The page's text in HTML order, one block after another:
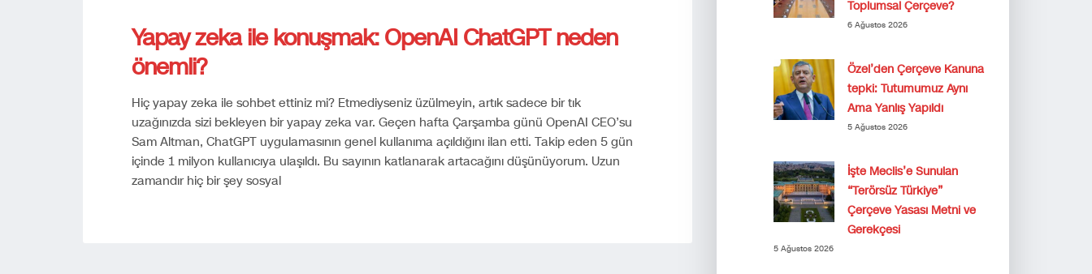
Yapay zeka ile konuşmak: OpenAI ChatGPT neden
önemli?
Hiç yapay zeka ile sohbet ettiniz mi? Etmediyseniz üzülmeyin, artık sadece bir tık
uzağınızda sizi bekleyen bir yapay zeka var. Geçen hafta Çarşamba günü OpenAI CEO’su
Sam Altman, ChatGPT uygulamasının genel kullanıma açıldığını ilan etti. Takip eden 5 gün
içinde 1 milyon kullanıcıya ulaşıldı. Bu sayının katlanarak artacağını düşünüyorum. Uzun
zamandır hiç bir şey sosyal
Toplumsal Çerçeve?
6 Ağustos 2026
Özel’den Çerçeve Kanuna
tepki: Tutumumuz Aynı
Ama Yanlış Yapıldı
5 Ağustos 2026
İşte Meclis’e Sunulan
“Terörsüz Türkiye”
Çerçeve Yasası Metni ve
Gerekçesi
5 Ağustos 2026